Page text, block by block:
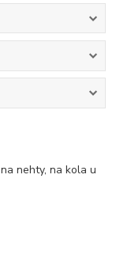
nehty, na kola u